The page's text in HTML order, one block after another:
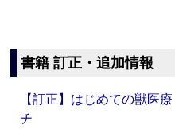
書籍 訂正・追加情報
【訂正】はじめての獣医
チ